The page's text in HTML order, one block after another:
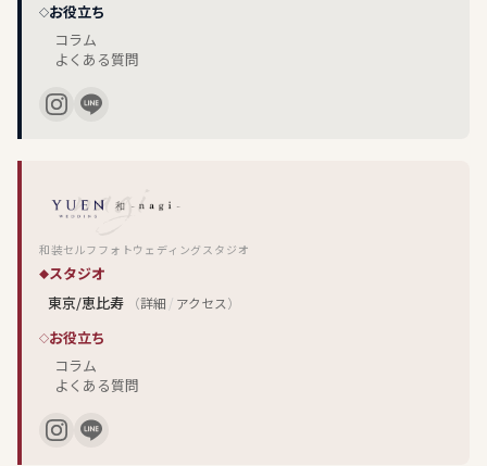
お役立ち
コラム
よくある質問
和装セルフフォトウェディングスタジオ
スタジオ
東京/恵比寿
（詳細 / アクセス）
お役立ち
コラム
よくある質問